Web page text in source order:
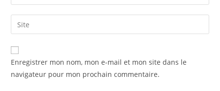
Enregistrer mon nom, mon e-mail et mon site dans le
navigateur pour mon prochain commentaire.